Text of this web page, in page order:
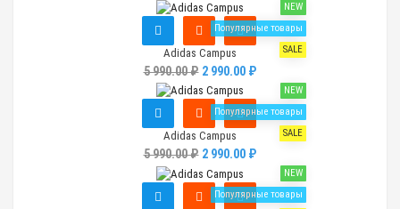
NEW
Популярные товары
SALE
Adidas Campus
5 990.00 ₽2 990.00 ₽
NEW
Популярные товары
SALE
Adidas Campus
5 990.00 ₽2 990.00 ₽
NEW
Популярные товары